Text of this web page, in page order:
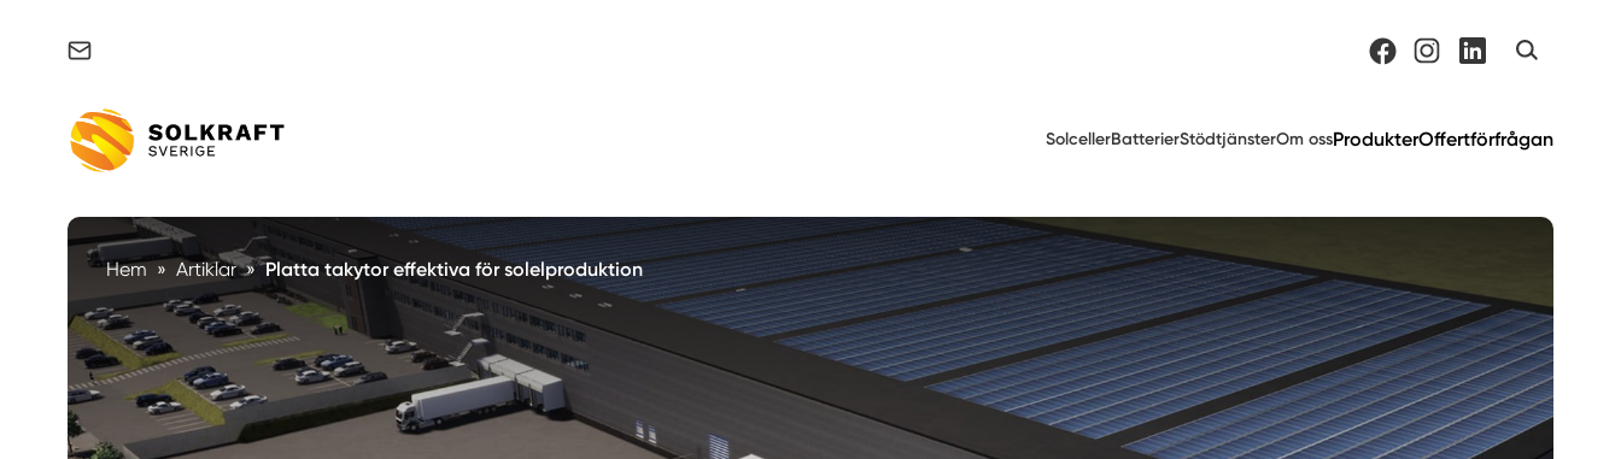
SolcellerBatterierStödtjänsterOm ossProdukterOffertförfrågan
Hem » Artiklar » Platta takytor effektiva för solelproduktion